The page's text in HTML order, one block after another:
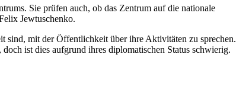
Sie prüfen auch, ob das Zentrum auf die nationale
Jewtuschenko.
sind, mit der Öffentlichkeit über ihre Aktivitäten zu sprechen.
ist dies aufgrund ihres diplomatischen Status schwierig.